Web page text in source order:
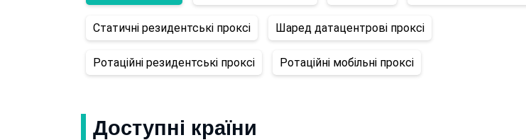
Статичні резидентські проксі Шаред датацентрові проксі
Ротаційні резидентські проксі Ротаційні мобільні проксі
Доступні країни